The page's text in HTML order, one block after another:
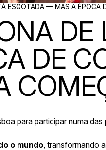
ESGOTADA — MAS A ÉPOCA
DE
DE
para participar numa
o mundo, transformando